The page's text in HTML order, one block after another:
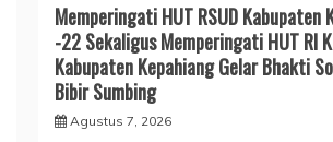
Memperingati HUT RSUD Kabupaten
-22 Sekaligus Memperingati HUT RI
Kabupaten Kepahiang Gelar Bhakti
Bibir Sumbing
Agustus 7, 2026